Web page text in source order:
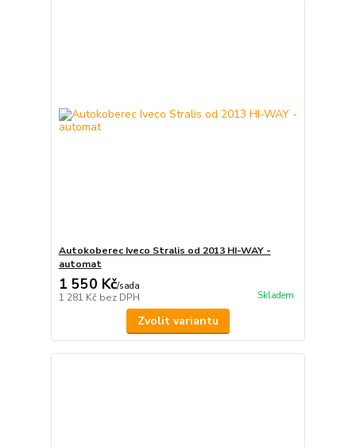
Autokoberec Iveco Stralis od 2013 HI-WAY -
automat
1 550 Kč/sada
1 281 Kč bez DPH Skladem
Zvolit variantu